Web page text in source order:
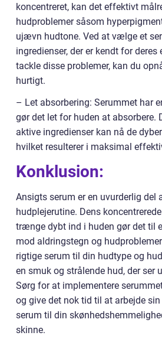
koncentreret, kan det effektivt
hudproblemer såsom
ujævn hudtone. Ved at vælge et
ingredienser, der er kendt for
tackle disse problemer, kan du
hurtigt.
– Let absorbering: Serummet har
gør det let for huden at absorbere.
aktive ingredienser kan nå de
hvilket resulterer i maksimal
Konklusion:
Ansigts serum er en uvurderlig del
hudplejerutine. Dens
trænge dybt ind i huden gør det til
mod aldringstegn og
rigtige serum til din hudtype og
en smuk og strålende hud, der ser
Sørg for at implementere
og give det nok tid til at arbejde
serum til din
skinne.